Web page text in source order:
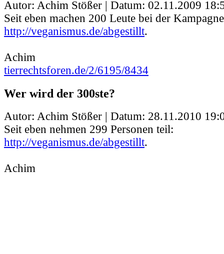
Autor: Achim Stößer | Datum: 02.11.2009
Seit eben machen 200 Leute bei der
http://veganismus.de/abgestillt.
Achim
tierrechtsforen.de/2/6195/8434
Wer wird der 300ste?
Autor: Achim Stößer | Datum: 28.11.2010
Seit eben nehmen 299 Personen teil:
http://veganismus.de/abgestillt.
Achim